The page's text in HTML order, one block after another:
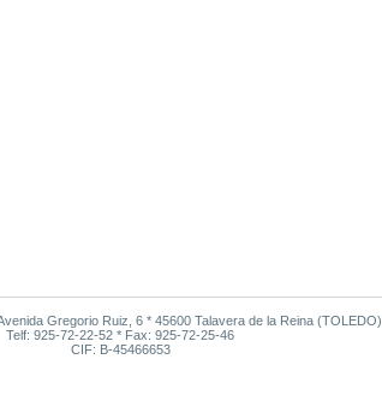
Gregorio Ruiz, 6 * 45600 Talavera de la Reina (TOLEDO)
Telf: 925-72-22-52 * Fax: 925-72-25-46
CIF: B-45466653